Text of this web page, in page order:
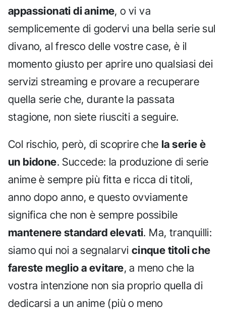
appassionati di anime, o vi va
semplicemente di godervi una bella serie sul
divano, al fresco delle vostre case, è il
momento giusto per aprire uno qualsiasi dei
servizi streaming e provare a recuperare
quella serie che, durante la passata
stagione, non siete riusciti a seguire.
Col rischio, però, di scoprire che la serie è
un bidone. Succede: la produzione di serie
anime è sempre più fitta e ricca di titoli,
anno dopo anno, e questo ovviamente
significa che non è sempre possibile
mantenere standard elevati. Ma, tranquilli:
siamo qui noi a segnalarvi cinque titoli che
fareste meglio a evitare, a meno che la
vostra intenzione non sia proprio quella di
dedicarsi a un anime (più o meno